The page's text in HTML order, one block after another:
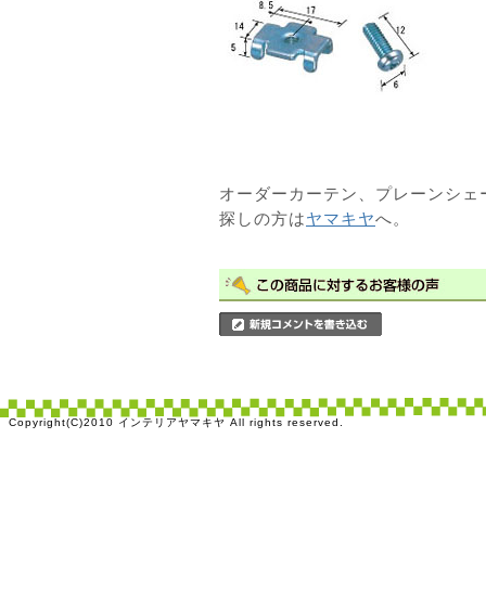
オーダーカーテン、プレーンシ
探しの方はヤマキヤへ。
Copyright(C)2010 インテリアヤマキヤ All rights reserved.